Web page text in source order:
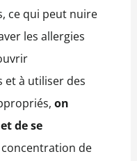
ce qui peut nuire
les allergies
et à utiliser des
on
de se
de